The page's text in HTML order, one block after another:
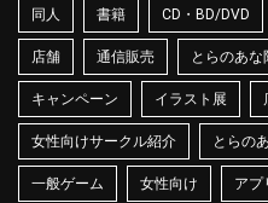
同人 書籍 CD・BD/DVD
店舗 通信販売 とらのあな
キャンペーン イラスト展
女性向けサークル紹介 とらの
一般ゲーム 女性向け アプ